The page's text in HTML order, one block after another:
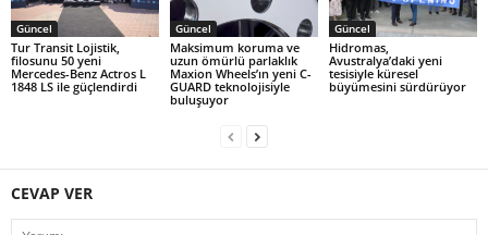
Güncel
Tur Transit Lojistik,
filosunu 50 yeni
Mercedes-Benz Actros L
1848 LS ile güçlendirdi
Güncel
Maksimum koruma ve
uzun ömürlü parlaklık
Maxion Wheels’ın yeni C-
GUARD teknolojisiyle
buluşuyor
Güncel
Hidromas,
Avustralya’daki yeni
tesisiyle küresel
büyümesini sürdürüyor
CEVAP VER